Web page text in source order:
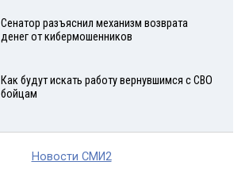
Сенатор разъяснил механизм возврата
денег от кибермошенников
Как будут искать работу вернувшимся с СВО
бойцам
Новости СМИ2